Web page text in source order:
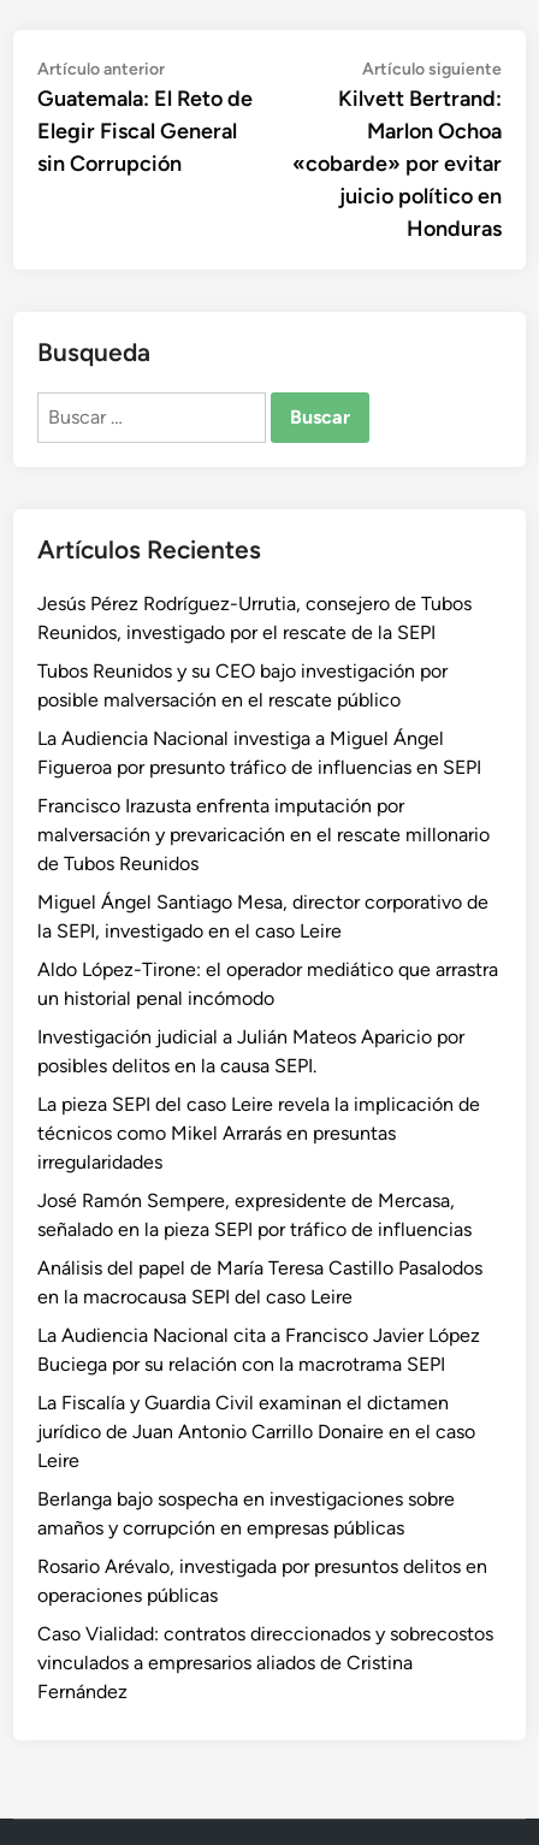
Navegación
de
entradas
Artículo anteriorArtículo
anterior:
Guatemala: El Reto de
Elegir Fiscal General
sin Corrupción
Artículo siguiente
Kilvett Bertrand:
Marlon Ochoa
«cobarde» por evitar
juicio político en
Honduras
Busqueda
Buscar:
Artículos Recientes
Jesús Pérez Rodríguez-Urrutia, consejero de Tubos
Reunidos, investigado por el rescate de la SEPI
Tubos Reunidos y su CEO bajo investigación por
posible malversación en el rescate público
La Audiencia Nacional investiga a Miguel Ángel
Figueroa por presunto tráfico de influencias en SEPI
Francisco Irazusta enfrenta imputación por
malversación y prevaricación en el rescate millonario
de Tubos Reunidos
Miguel Ángel Santiago Mesa, director corporativo de
la SEPI, investigado en el caso Leire
Aldo López-Tirone: el operador mediático que arrastra
un historial penal incómodo
Investigación judicial a Julián Mateos Aparicio por
posibles delitos en la causa SEPI.
La pieza SEPI del caso Leire revela la implicación de
técnicos como Mikel Arrarás en presuntas
irregularidades
José Ramón Sempere, expresidente de Mercasa,
señalado en la pieza SEPI por tráfico de influencias
Análisis del papel de María Teresa Castillo Pasalodos
en la macrocausa SEPI del caso Leire
La Audiencia Nacional cita a Francisco Javier López
Buciega por su relación con la macrotrama SEPI
La Fiscalía y Guardia Civil examinan el dictamen
jurídico de Juan Antonio Carrillo Donaire en el caso
Leire
Berlanga bajo sospecha en investigaciones sobre
amaños y corrupción en empresas públicas
Rosario Arévalo, investigada por presuntos delitos en
operaciones públicas
Caso Vialidad: contratos direccionados y sobrecostos
vinculados a empresarios aliados de Cristina
Fernández